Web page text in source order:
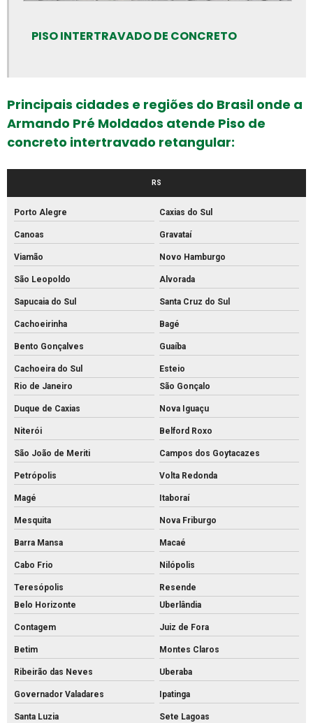
Fabrica de bloco de concreto estrutural
Fábrica de blocos de concreto
Fábrica de canos de concreto
Fábrica de mourão de concreto
Fábrica de palanque de concreto
Fabrica de piso intertravado
Fábrica piso tátil concreto
Fábrica de tijolos de cimento
Fábrica de tubo de concreto
Fabricante de piso intertravado
Fornecedor de piso intertravado
Fornecedor de tubos de concreto
Grelha de concreto para canaleta
Grelha de concreto
Intertravado de concreto comprar
Intertravado de concreto preço
Intertravado de concreto
Intertravados de concreto pisos
Meio fio de concreto para calçada
Meio fio de concreto comprar
Meio fio de concreto pré moldado
Meio fio de concreto preço
PISO INTERTRAVADO DE CONCRETO
Principais cidades e regiões do Brasil onde a
Armando Pré Moldados atende Piso de
concreto intertravado retangular:
RS
Porto Alegre Caxias do Sul
Canoas Gravataí
Viamão Novo Hamburgo
São Leopoldo Alvorada
Sapucaia do Sul Santa Cruz do Sul
Cachoeirinha Bagé
Bento Gonçalves Guaíba
Cachoeira do Sul
Esteio
Rio de Janeiro
São Gonçalo
Duque de Caxias Nova Iguaçu
Niterói Belford Roxo
São João de Meriti Campos dos Goytacazes
Petrópolis Volta Redonda
Magé Itaboraí
Mesquita Nova Friburgo
Barra Mansa Macaé
Cabo Frio Nilópolis
Teresópolis
Resende
Belo Horizonte
Uberlândia
Contagem Juiz de Fora
Betim Montes Claros
Ribeirão das Neves Uberaba
Governador Valadares Ipatinga
Santa Luzia Sete Lagoas